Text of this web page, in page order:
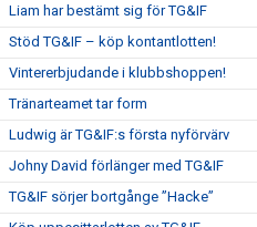
Liam har bestämt sig för TG&IF
Stöd TG&IF – köp kontantlotten!
Vintererbjudande i klubbshoppen!
Tränarteamet tar form
Ludwig är TG&IF:s första nyförvärv
Johny David förlänger med TG&IF
TG&IF sörjer bortgånge ”Hacke”